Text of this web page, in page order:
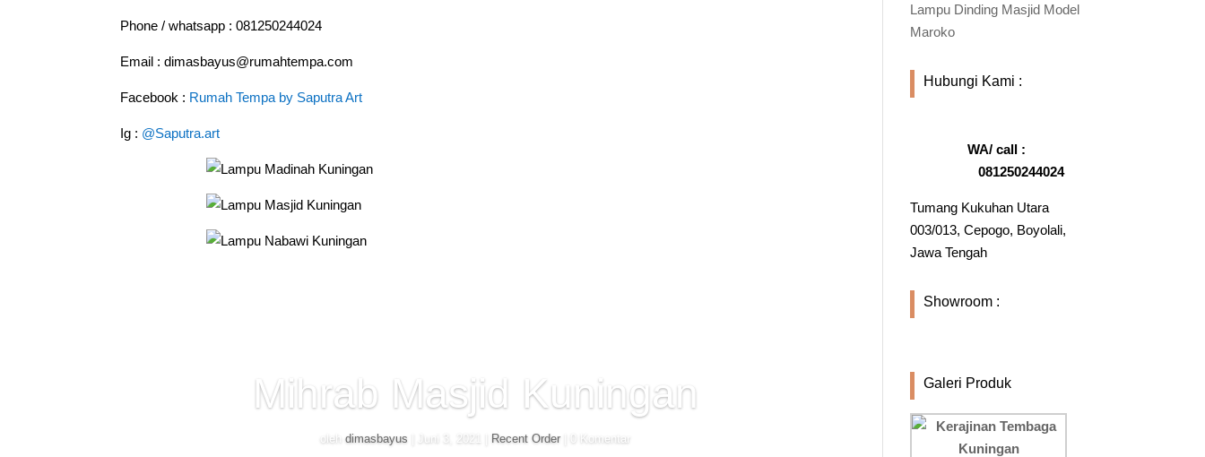
Phone / whatsapp : 081250244024
Email : dimasbayus@rumahtempa.com
Facebook : Rumah Tempa by Saputra Art
Ig : @Saputra.art
Mihrab Masjid Kuningan
olehdimasbayus Juni 3, 2021 Recent Order | 0 Komentar
Lampu Dinding Masjid Model
Maroko
Hubungi Kami :
WA/ call :
081250244024
Tumang Kukuhan Utara
003/013, Cepogo, Boyolali,
Jawa Tengah
Showroom :
Galeri Produk